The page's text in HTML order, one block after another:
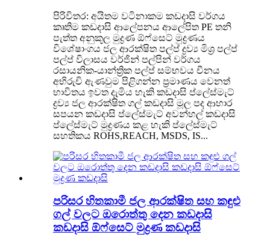
පිරිවිතර: අයිතම වටිනාකම කඩදාසි වර්ගය
කෘතිම කඩදාසි ආලේපනය ආලේපිත PE තනි
පැත්ත අනුකූල මුද්‍රණ ඕෆ්සෙට් මුද්‍රණය
විශේෂාංගය ජල ආරක්ෂිත පල්ප් ද්‍රව්‍ය මිශ්‍ර පල්ප්
පල්ප් විලාසය වර්ජින් පල්පින් වර්ගය
රසායනික-යාන්ත්‍රික පල්ප් සම්භවය චීනය
අභිරුචි ඇණවුම පිළිගන්න ප්‍රමාණය වෙනත්
භාවිතය ඉවත දැමිය හැකි කඩදාසි ප්ලේස්මැට්
ද්‍රව්‍ය ජල ආරක්ෂිත ගල් කඩදාසි මූල පද ආහාර
සපයන කඩදාසි ප්ලේස්මැට් අවන්හල් කඩදාසි
ප්ලේස්මැට් මුද්‍රණය කළ හැකි ප්ලේස්මැට්
සහතිකය ROHS,REACH, MSDS, IS...
පරිසර හිතකාමී ජල ආරක්ෂිත සහ කඳුළු
ගල් වලට ඔරොත්තු දෙන කඩදාසි
කඩදාසි ඕෆ්සෙට් මුද්‍රණ කඩදාසි